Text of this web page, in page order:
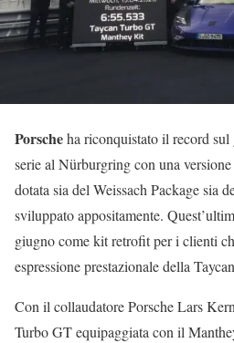
Porscheha riconquistato il record
serie al Nürburgring con una
dotata sia del Weissach Package sia
sviluppato appositamente.
giugno come kit retrofit per i clienti
espressione prestazionale della
Con il collaudatore Porsche Lars
Turbo GT equipaggiata con il